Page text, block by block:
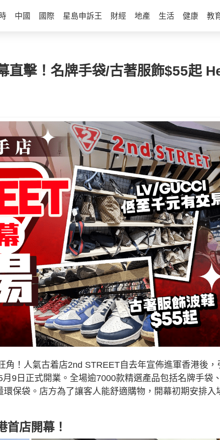
中國 國際 星島申訴王 財經 地產 生活 健康 教
直擊！名牌手袋/古著服飾$55起
角！人氣古着店2nd STREET自去年宣佈進軍香港後，
9日正式開業。全場逾7000款精選產品包括名牌手袋
保袋。店方為了讓客人能舒適購物，開幕初期安排入
店開幕！